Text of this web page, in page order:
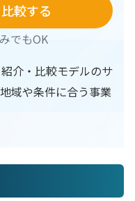
較する
でもOK
介・比較モデルのサ
域や条件に合う事業